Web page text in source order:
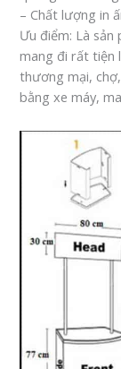
– Chất lượng in
Ưu điểm: Là
mang đi rất tiện
thương mại,
bằng xe máy,